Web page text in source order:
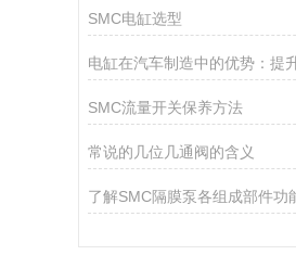
SMC电缸选型
SMC流量开关保养方法
常说的几位几通阀的含义